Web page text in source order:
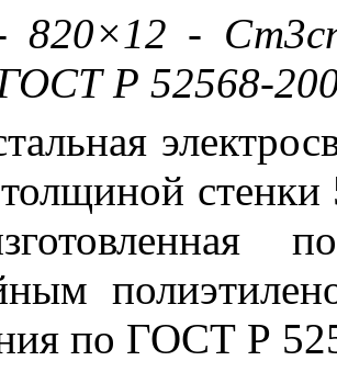
820×12 -
Р 52568-
стенки
по ГОСТ Р